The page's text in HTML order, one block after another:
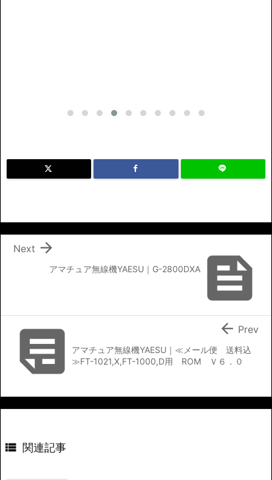

アマチュア無線機YAESU｜G-2800DXA

Next
アマチュア無線機YAESU｜≪メール便 送料込
≫FT-1021,X,FT-1000,D用 ROM Ｖ６．０
 Prev
 関連記事